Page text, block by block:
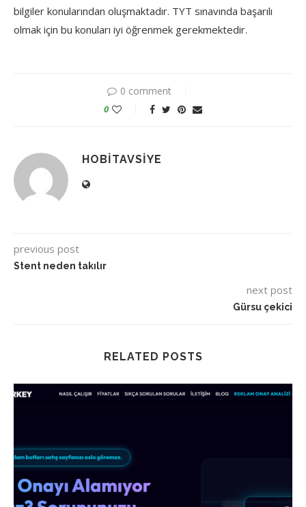
bilgiler konularından oluşmaktadır. TYT sınavında başarılı
olmak için bu konuları iyi öğrenmek gerekmektedir.
0 comment
0
HOBITAVSIYE
previous post
Stent neden takılır
next post
Gürsu çekici
RELATED POSTS